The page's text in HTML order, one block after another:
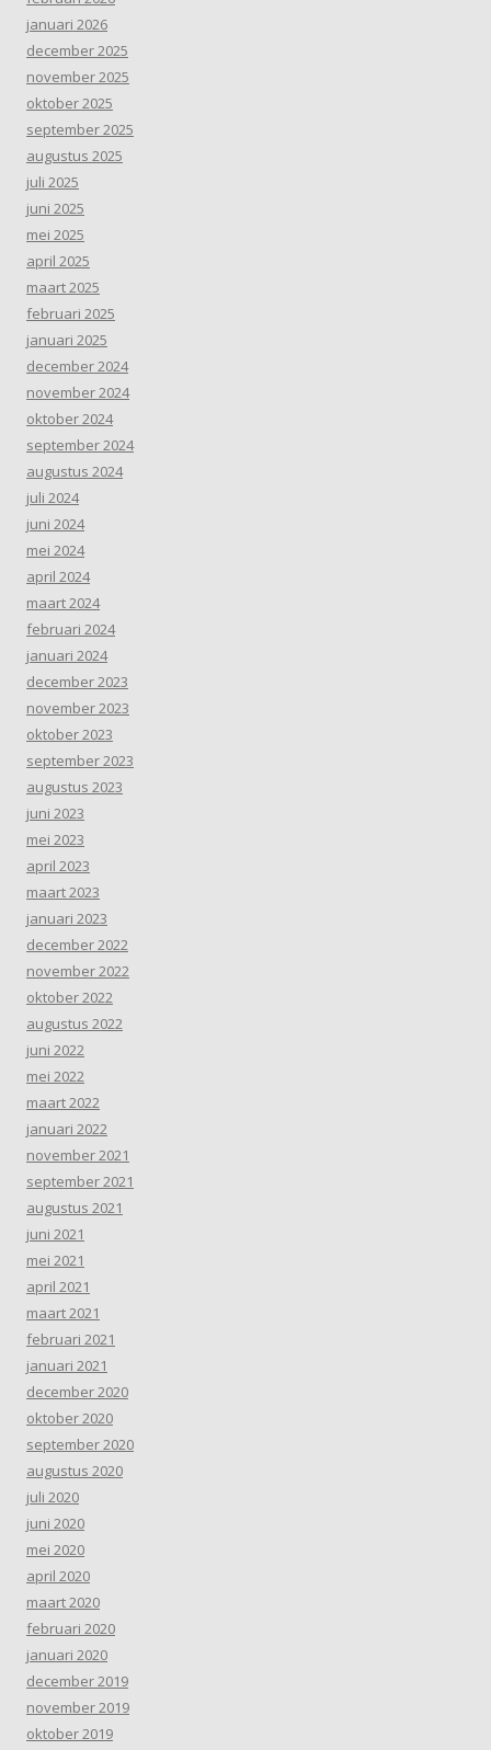
januari 2026
december 2025
november 2025
oktober 2025
september 2025
augustus 2025
juli 2025
juni 2025
mei 2025
april 2025
maart 2025
februari 2025
januari 2025
december 2024
november 2024
oktober 2024
september 2024
augustus 2024
juli 2024
juni 2024
mei 2024
april 2024
maart 2024
februari 2024
januari 2024
december 2023
november 2023
oktober 2023
september 2023
augustus 2023
juni 2023
mei 2023
april 2023
maart 2023
januari 2023
december 2022
november 2022
oktober 2022
augustus 2022
juni 2022
mei 2022
maart 2022
januari 2022
november 2021
september 2021
augustus 2021
juni 2021
mei 2021
april 2021
maart 2021
februari 2021
januari 2021
december 2020
oktober 2020
september 2020
augustus 2020
juli 2020
juni 2020
mei 2020
april 2020
maart 2020
februari 2020
januari 2020
december 2019
november 2019
oktober 2019